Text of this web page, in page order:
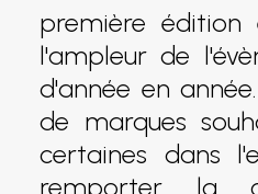
première édition
l'ampleur de
d'année en
de marques
certaines dans
remporter la